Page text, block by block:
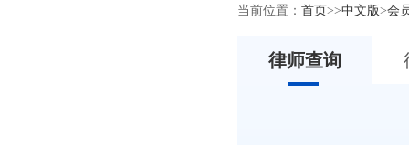
当前位置： 首页>>中文版>会
律师查询